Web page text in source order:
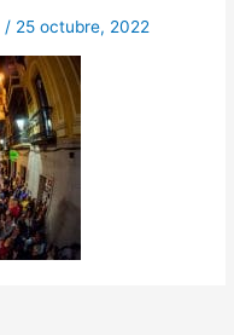
/ 25 octubre, 2022